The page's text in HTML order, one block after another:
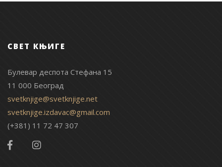
СВЕТ КЊИГЕ
Булевар деспота Стефана 15
11 000 Београд
svetknjige@svetknjige.net
svetknjige.izdavac@gmail.com
(+381) 11 72 47 307